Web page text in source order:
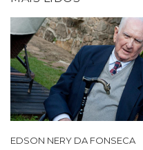
EDSON NERY DA FONSECA